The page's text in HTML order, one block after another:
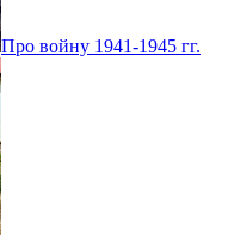
Про войну 1941-1945 гг.